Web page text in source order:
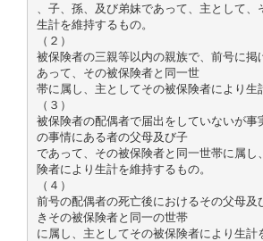
、子、孫、及び弟妹であって、主として、
生計を維持するもの。
（２）
被保険者の三親等以内の親族で、前号に掲
あって、その被保険者と同一世
帯に属し、主としてその被保険者により生
（３）
被保険者の配偶者で届出をしていないが事
の事情にある者の父母及び子
であって、その被保険者と同一世帯に属し
険者により生計を維持するもの。
（４）
前号の配偶者の死亡後におけるその父母及
きその被保険者と同一の世帯
に属し、主としてその被保険者により生計